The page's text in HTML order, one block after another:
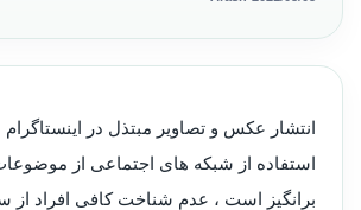
انتشار عکس و تصاویر مبتذل در اینستاگرام
استفاده از شبکه های اجتماعی از
برانگیز است ، عدم شناخت کافی افراد از